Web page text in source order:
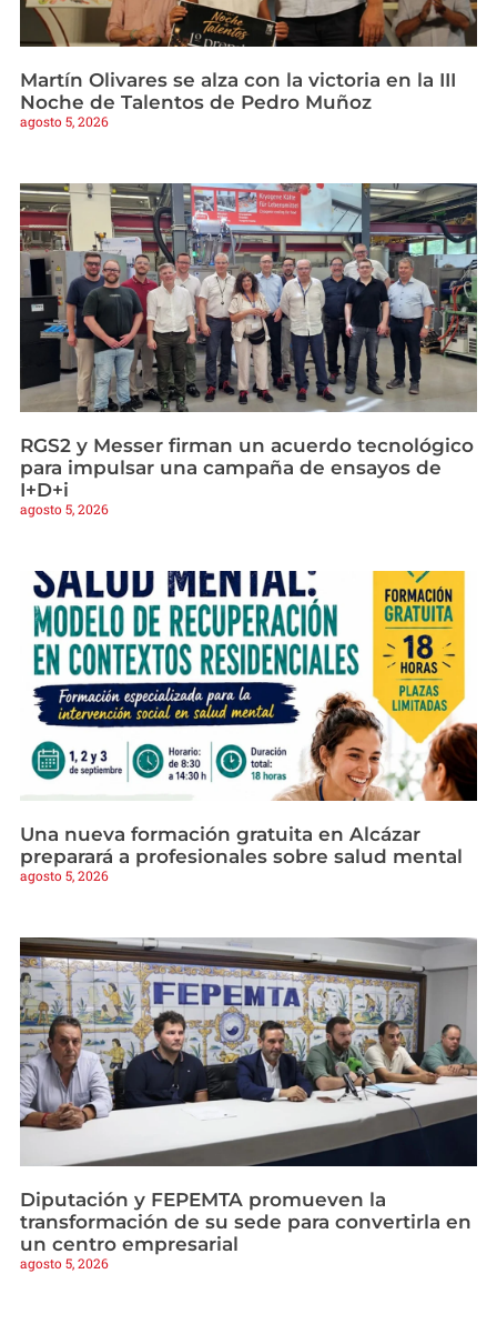
Martín Olivares se alza con la victoria en la III
Noche de Talentos de Pedro Muñoz
agosto 5, 2026
RGS2 y Messer firman un acuerdo tecnológico
para impulsar una campaña de ensayos de
I+D+i
agosto 5, 2026
Una nueva formación gratuita en Alcázar
preparará a profesionales sobre salud mental
agosto 5, 2026
Diputación y FEPEMTA promueven la
transformación de su sede para convertirla en
un centro empresarial
agosto 5, 2026